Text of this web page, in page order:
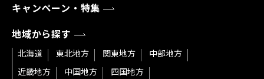
キャンペーン・特集
地域から探す
北海道 東北地方 関東地方
中部地方
近畿地方
中国地方
四国地方